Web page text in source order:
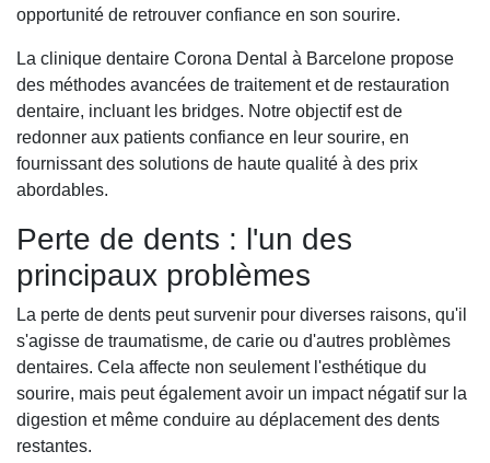
opportunité de retrouver confiance en son sourire.
La clinique dentaire Corona Dental à Barcelone propose
des méthodes avancées de traitement et de restauration
dentaire, incluant les bridges. Notre objectif est de
redonner aux patients confiance en leur sourire, en
fournissant des solutions de haute qualité à des prix
abordables.
Perte de dents : l'un des
principaux problèmes
La perte de dents peut survenir pour diverses raisons, qu'il
s'agisse de traumatisme, de carie ou d'autres problèmes
dentaires. Cela affecte non seulement l'esthétique du
sourire, mais peut également avoir un impact négatif sur la
digestion et même conduire au déplacement des dents
restantes.